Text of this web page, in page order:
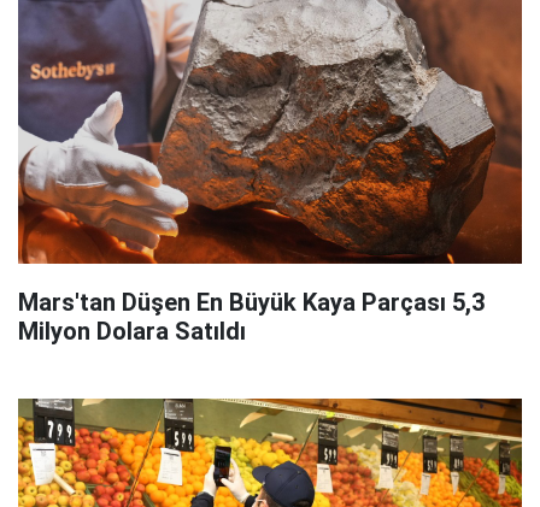
Mars'tan Düşen En Büyük Kaya Parçası 5,3
Milyon Dolara Satıldı